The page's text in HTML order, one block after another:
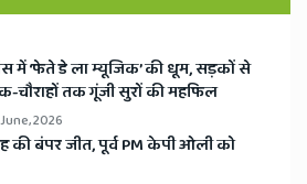
में ‘फेते डे ला म्यूजिक’ की धूम, सड़कों से
चौराहों तक गूंजी सुरों की महफिल
2026
की बंपर जीत, पूर्व PM केपी ओली को